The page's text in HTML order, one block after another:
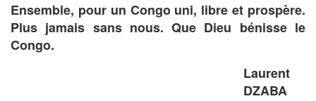
Ensemble, pour un Congo uni, libre et prospère.
Plus jamais sans nous. Que Dieu bénisse le
Congo.
Laurent
DZABA